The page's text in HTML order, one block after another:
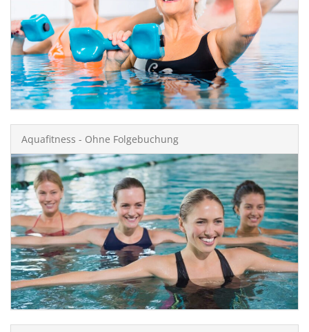
Aquafitness - Ohne Folgebuchung